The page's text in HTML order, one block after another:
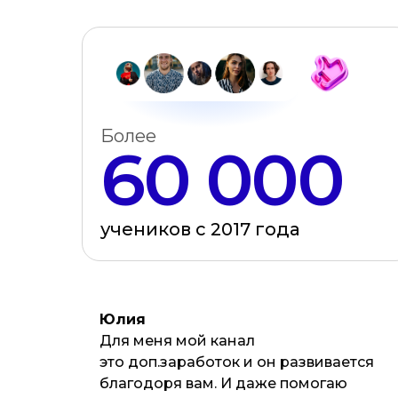
Более
60 000
учеников с 2017 года
Юлия
Для меня мой канал
это доп.заработок и он развивается
благодоря вам. И даже помогаю